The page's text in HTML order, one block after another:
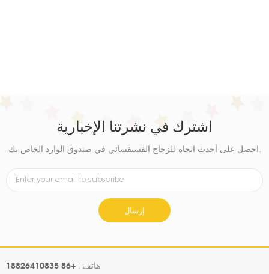
اشترك في نشرتنا الإخبارية
احصل على أحدث اتجاه للزجاج الفسيفسائي في صندوق الوارد الخاص بك.
إرسال
هاتف : +86 18826410835